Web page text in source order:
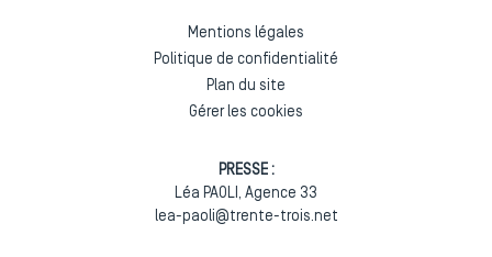
Mentions légales
Politique de confidentialité
Plan du site
Gérer les cookies
PRESSE :
Léa PAOLI, Agence 33
lea-paoli@trente-trois.net